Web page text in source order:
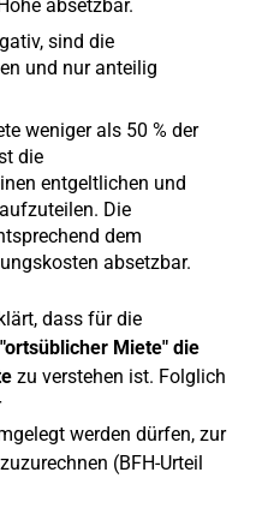
absetzbar.
sind die
und nur anteilig
weniger als 50 % der
die
entgeltlichen und
Die
dem
absetzbar.
dass für die
Miete" die
zu verstehen ist. Folglich
werden dürfen, zur
(BFH-Urteil